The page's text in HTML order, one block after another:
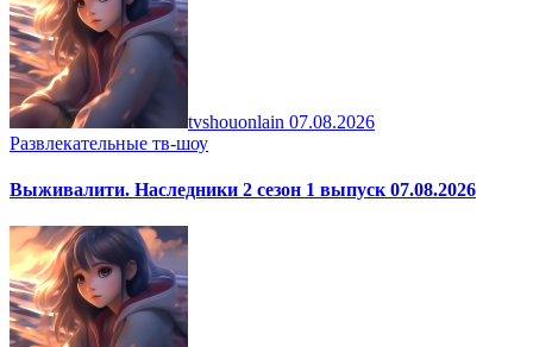
tvshouonlain 07.08.2026
Развлекательные тв-шоу
Выживалити. Наследники 2 сезон 1 выпуск 07.08.2026